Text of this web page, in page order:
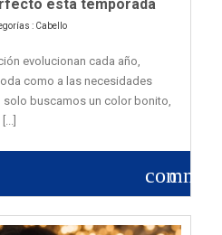
esta temporada
: Cabello
evolucionan cada año,
como a las necesidades
buscamos un color bonito,
0